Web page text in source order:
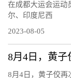
在成都大运会运动
尔、印度尼西
2023-08-05
8月4日，黄子佼再